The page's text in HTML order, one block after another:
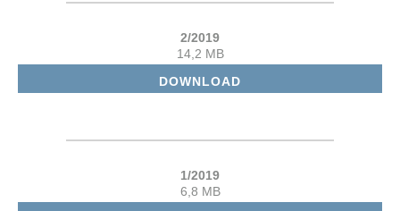
DOWNLOAD
2/2019
14,2 MB
1/2019
6,8 MB